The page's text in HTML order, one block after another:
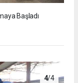
Başladı
4/4